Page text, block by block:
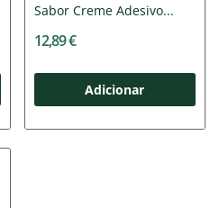
Sabor Creme Adesivo...
12,89 €
Adicionar